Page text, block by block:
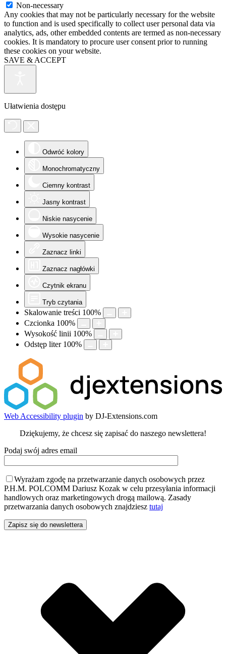
Non-necessary
Any cookies that may not be particularly necessary for the website
to function and is used specifically to collect user personal data via
analytics, ads, other embedded contents are termed as non-necessary
cookies. It is mandatory to procure user consent prior to running
these cookies on your website.
SAVE & ACCEPT
Ułatwienia dostępu
Odwróć kolory
Monochromatyczny
Ciemny kontrast
Jasny kontrast
Niskie nasycenie
Wysokie nasycenie
Zaznacz linki
Zaznacz nagłówki
Czytnik ekranu
Tryb czytania
Skalowanie treści 100%
Czcionka 100%
Wysokość linii 100%
Odstęp liter 100%
Web Accessibility plugin by DJ-Extensions.com
Dziękujemy, że chcesz się zapisać do naszego newslettera!
Podaj swój adres email
Wyrażam zgodę na przetwarzanie danych osobowych przez
P.H.M. POLCOMM Dariusz Kozak w celu przesyłania informacji
handlowych oraz marketingowych drogą mailową. Zasady
przetwarzania danych osobowych znajdziesz tutaj